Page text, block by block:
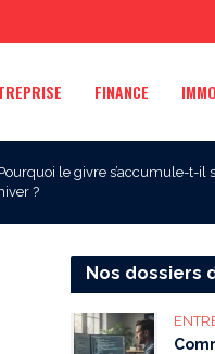
FINANCE
le givre s’accumule-t-il
hiver ?
Nos dossiers